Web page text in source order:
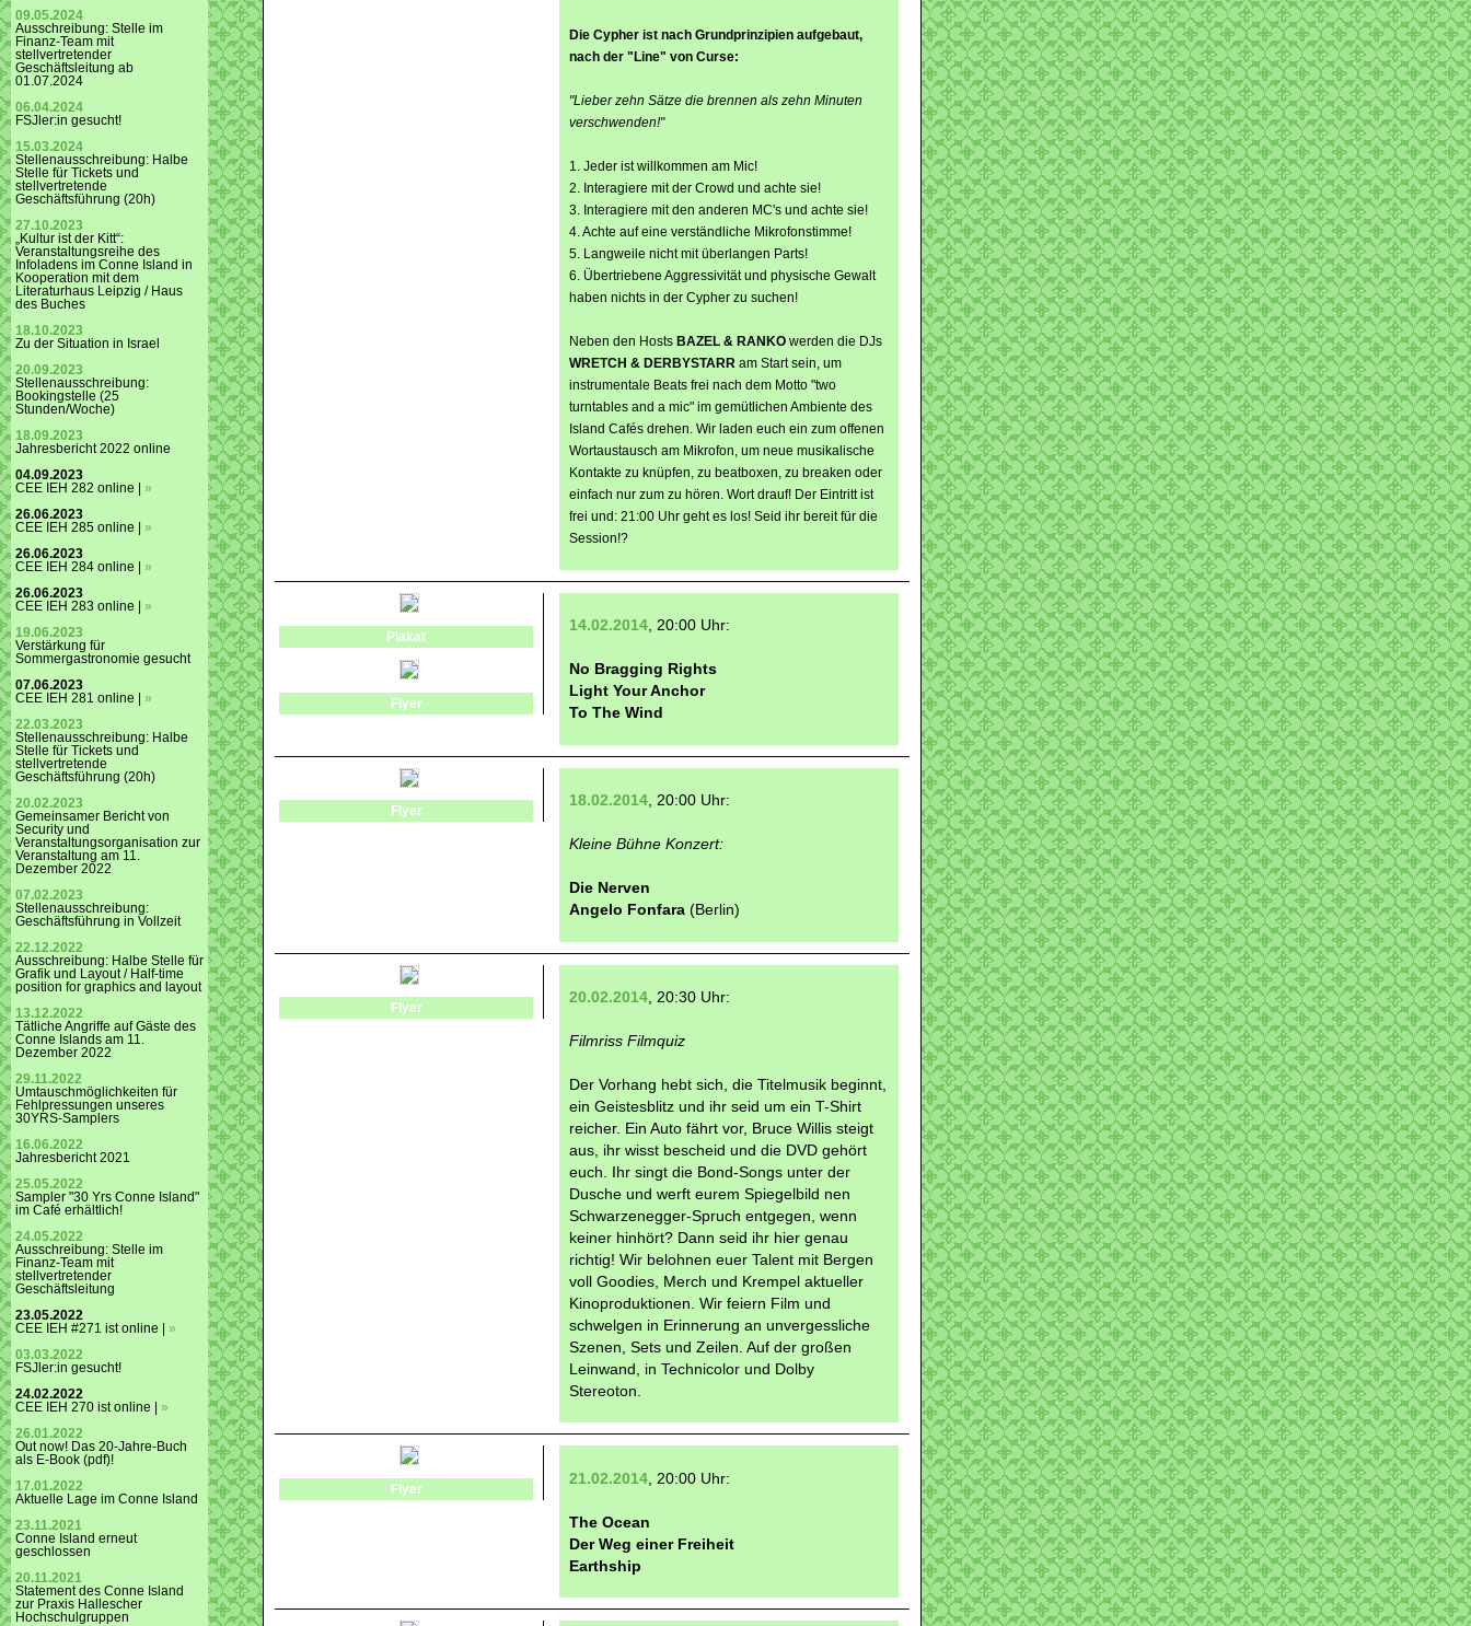
09.05.2024
Ausschreibung: Stelle im
Finanz-Team mit
stellvertretender
Geschäftsleitung ab
01.07.2024
06.04.2024
FSJler:in gesucht!
15.03.2024
Stellenausschreibung: Halbe
Stelle für Tickets und
stellvertretende
Geschäftsführung (20h)
27.10.2023
„Kultur ist der Kitt“:
Veranstaltungsreihe des
Infoladens im Conne Island in
Kooperation mit dem
Literaturhaus Leipzig / Haus
des Buches
18.10.2023
Zu der Situation in Israel
20.09.2023
Stellenausschreibung:
Bookingstelle (25
Stunden/Woche)
18.09.2023
Jahresbericht 2022 online
04.09.2023
CEE IEH 282 online | »
26.06.2023
CEE IEH 285 online | »
26.06.2023
CEE IEH 284 online | »
26.06.2023
CEE IEH 283 online | »
19.06.2023
Verstärkung für
Sommergastronomie gesucht
07.06.2023
CEE IEH 281 online | »
22.03.2023
Stellenausschreibung: Halbe
Stelle für Tickets und
stellvertretende
Geschäftsführung (20h)
20.02.2023
Gemeinsamer Bericht von
Security und
Veranstaltungsorganisation zur
Veranstaltung am 11.
Dezember 2022
07.02.2023
Stellenausschreibung:
Geschäftsführung in Vollzeit
22.12.2022
Ausschreibung: Halbe Stelle für
Grafik und Layout / Half-time
position for graphics and layout
13.12.2022
Tätliche Angriffe auf Gäste des
Conne Islands am 11.
Dezember 2022
29.11.2022
Umtauschmöglichkeiten für
Fehlpressungen unseres
30YRS-Samplers
16.06.2022
Jahresbericht 2021
25.05.2022
Sampler "30 Yrs Conne Island"
im Café erhältlich!
24.05.2022
Ausschreibung: Stelle im
Finanz-Team mit
stellvertretender
Geschäftsleitung
23.05.2022
CEE IEH #271 ist online | »
03.03.2022
FSJler:in gesucht!
24.02.2022
CEE IEH 270 ist online | »
26.01.2022
Out now! Das 20-Jahre-Buch
als E-Book (pdf)!
17.01.2022
Aktuelle Lage im Conne Island
23.11.2021
Conne Island erneut
geschlossen
20.11.2021
Statement des Conne Island
zur Praxis Hallescher
Hochschulgruppen
Die Cypher ist nach Grundprinzipien aufgebaut,
nach der "Line" von Curse:
"Lieber zehn Sätze die brennen als zehn Minuten
verschwenden!"
1. Jeder ist willkommen am Mic!
2. Interagiere mit der Crowd und achte sie!
3. Interagiere mit den anderen MC's und achte sie!
4. Achte auf eine verständliche Mikrofonstimme!
5. Langweile nicht mit überlangen Parts!
6. Übertriebene Aggressivität und physische Gewalt
haben nichts in der Cypher zu suchen!
Neben den Hosts BAZEL & RANKO werden die DJs
WRETCH & DERBYSTARR am Start sein, um
instrumentale Beats frei nach dem Motto "two
turntables and a mic" im gemütlichen Ambiente des
Island Cafés drehen. Wir laden euch ein zum offenen
Wortaustausch am Mikrofon, um neue musikalische
Kontakte zu knüpfen, zu beatboxen, zu breaken oder
einfach nur zum zu hören. Wort drauf! Der Eintritt ist
frei und: 21:00 Uhr geht es los! Seid ihr bereit für die
Session!?
14.02.2014, 20:00 Uhr:
No Bragging Rights
Light Your Anchor
To The Wind
Plakat
Flyer
18.02.2014 , 20:00 Uhr:
Kleine Bühne Konzert:
Die Nerven
Angelo Fonfara (Berlin)
Flyer
20.02.2014 , 20:30 Uhr:
Filmriss Filmquiz
Der Vorhang hebt sich, die Titelmusik beginnt,
ein Geistesblitz und ihr seid um ein T-Shirt
reicher. Ein Auto fährt vor, Bruce Willis steigt
aus, ihr wisst bescheid und die DVD gehört
euch. Ihr singt die Bond-Songs unter der
Dusche und werft eurem Spiegelbild nen
Schwarzenegger-Spruch entgegen, wenn
keiner hinhört? Dann seid ihr hier genau
richtig! Wir belohnen euer Talent mit Bergen
voll Goodies, Merch und Krempel aktueller
Kinoproduktionen. Wir feiern Film und
schwelgen in Erinnerung an unvergessliche
Szenen, Sets und Zeilen. Auf der großen
Leinwand, in Technicolor und Dolby
Stereoton.
Flyer
21.02.2014 , 20:00 Uhr:
The Ocean
Der Weg einer Freiheit
Earthship
Flyer